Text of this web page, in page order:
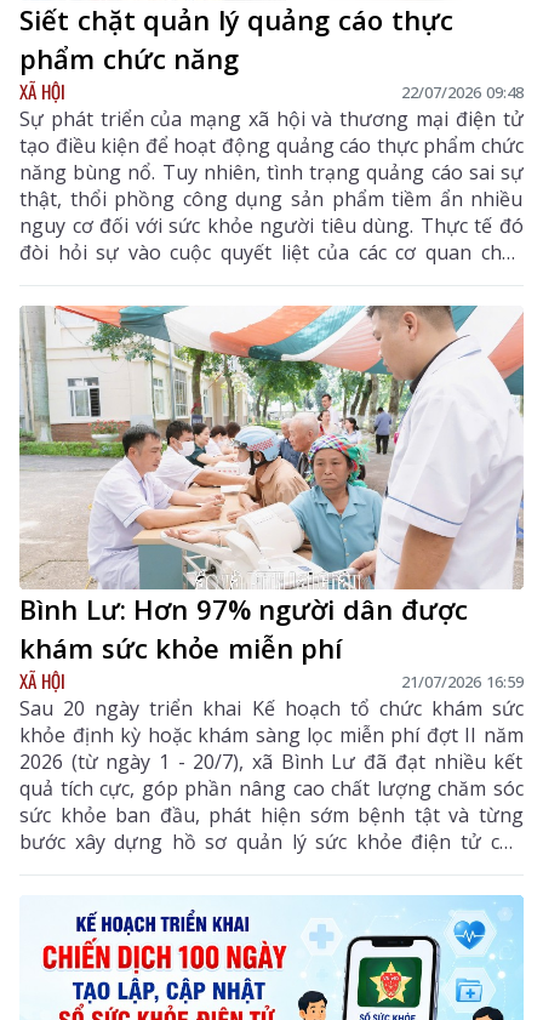
Siết chặt quản lý quảng cáo thực
phẩm chức năng
XÃ HỘI 22/07/2026 09:48
Sự phát triển của mạng xã hội và thương mại điện tử
tạo điều kiện để hoạt động quảng cáo thực phẩm chức
năng bùng nổ. Tuy nhiên, tình trạng quảng cáo sai sự
thật, thổi phồng công dụng sản phẩm tiềm ẩn nhiều
nguy cơ đối với sức khỏe người tiêu dùng. Thực tế đó
đòi hỏi sự vào cuộc quyết liệt của các cơ quan chức
năng và sự tỉnh táo của mỗi người dân.
Bình Lư: Hơn 97% người dân được
khám sức khỏe miễn phí
XÃ HỘI 21/07/2026 16:59
Sau 20 ngày triển khai Kế hoạch tổ chức khám sức
khỏe định kỳ hoặc khám sàng lọc miễn phí đợt II năm
2026 (từ ngày 1 - 20/7), xã Bình Lư đã đạt nhiều kết
quả tích cực, góp phần nâng cao chất lượng chăm sóc
sức khỏe ban đầu, phát hiện sớm bệnh tật và từng
bước xây dựng hồ sơ quản lý sức khỏe điện tử cho
người dân. Đợt khám được tổ chức với sự tham gia của
cả hệ thống chính trị, sự phối hợp chặt chẽ giữa Bệnh
viện Đa khoa Tam Đường, Trạm Y tế xã cùng các cơ
quan, đơn vị, lực lượng và các bản trên địa bàn.